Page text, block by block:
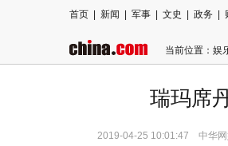
首页 新闻 军事 文史 政务
当前位置： 娱
瑞玛席
2019-04-25 10:01:47 中华